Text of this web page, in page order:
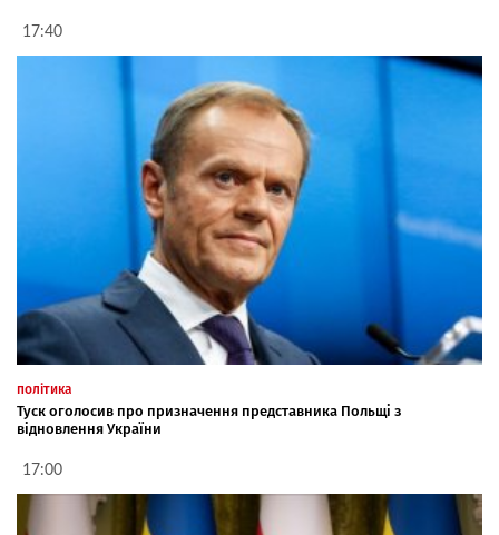
17:40
політика
Туск оголосив про призначення представника Польщі з
відновлення України
17:00